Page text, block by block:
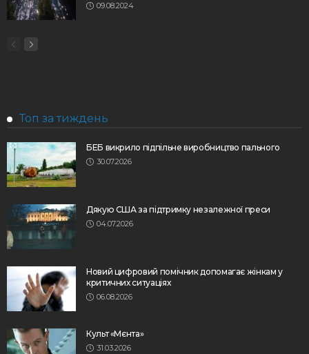
09.08.2024
Топ за тиждень
БЕБ викрило підпільне виробництво пального
30.07.2026
Дякую США за підтримку незалежної преси
04.07.2026
Новий цифровий помічник допомагає жінкам у
критичних ситуаціях
06.08.2026
Культ «Мєнта»
31.03.2026